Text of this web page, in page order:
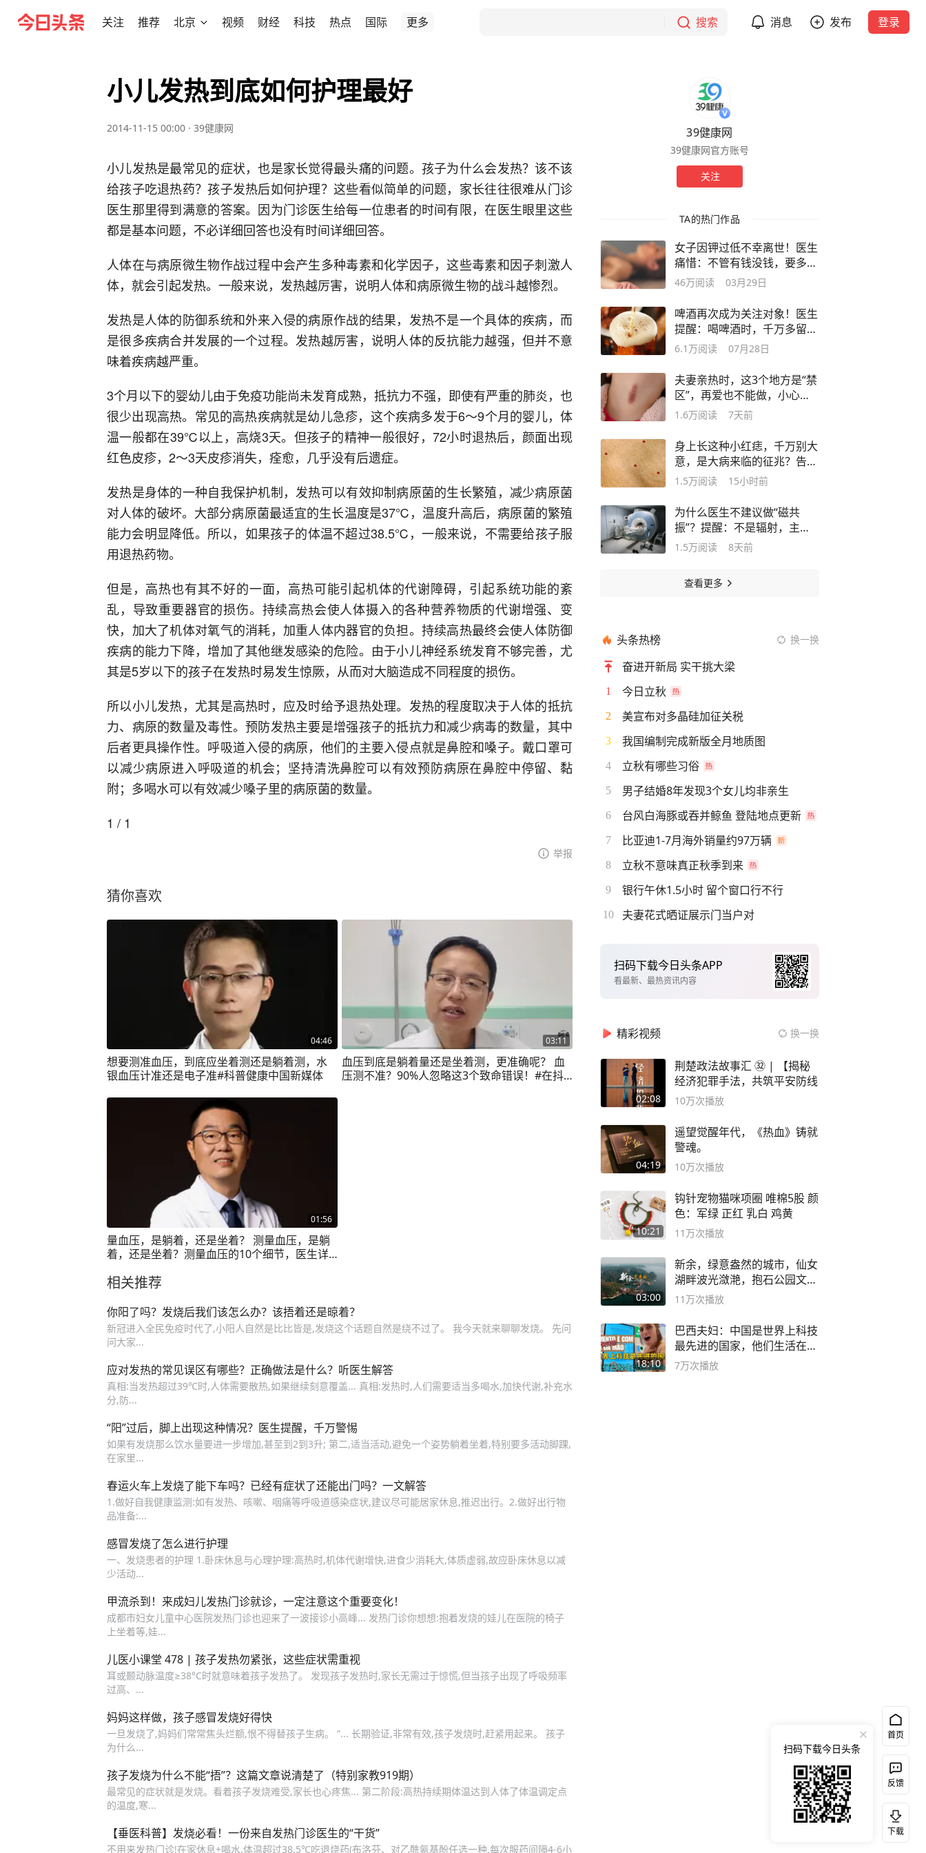
关注 推荐 北京 视频 财经 科技 热点 国际 更多 搜索 消息 发布 登录
小儿发热到底如何护理最好
2014-11-15 00:00 · 39健康网
小儿发热是最常见的症状，也是家长觉得最头痛的问题。孩子为什么会发热？该不该
给孩子吃退热药？孩子发热后如何护理？这些看似简单的问题，家长往往很难从门诊
医生那里得到满意的答案。因为门诊医生给每一位患者的时间有限，在医生眼里这些
都是基本问题，不必详细回答也没有时间详细回答。
人体在与病原微生物作战过程中会产生多种毒素和化学因子，这些毒素和因子刺激人
体，就会引起发热。一般来说，发热越厉害，说明人体和病原微生物的战斗越惨烈。
发热是人体的防御系统和外来入侵的病原作战的结果，发热不是一个具体的疾病，而
是很多疾病合并发展的一个过程。发热越厉害，说明人体的反抗能力越强，但并不意
味着疾病越严重。
3个月以下的婴幼儿由于免疫功能尚未发育成熟，抵抗力不强，即使有严重的肺炎，也
很少出现高热。常见的高热疾病就是幼儿急疹，这个疾病多发于6～9个月的婴儿，体
温一般都在39℃以上，高烧3天。但孩子的精神一般很好，72小时退热后，颜面出现
红色皮疹，2～3天皮疹消失，痊愈，几乎没有后遗症。
发热是身体的一种自我保护机制，发热可以有效抑制病原菌的生长繁殖，减少病原菌
对人体的破坏。大部分病原菌最适宜的生长温度是37℃，温度升高后，病原菌的繁殖
能力会明显降低。所以，如果孩子的体温不超过38.5℃，一般来说，不需要给孩子服
用退热药物。
但是，高热也有其不好的一面，高热可能引起机体的代谢障碍，引起系统功能的紊
乱，导致重要器官的损伤。持续高热会使人体摄入的各种营养物质的代谢增强、变
快，加大了机体对氧气的消耗，加重人体内器官的负担。持续高热最终会使人体防御
疾病的能力下降，增加了其他继发感染的危险。由于小儿神经系统发育不够完善，尤
其是5岁以下的孩子在发热时易发生惊厥，从而对大脑造成不同程度的损伤。
所以小儿发热，尤其是高热时，应及时给予退热处理。发热的程度取决于人体的抵抗
力、病原的数量及毒性。预防发热主要是增强孩子的抵抗力和减少病毒的数量，其中
后者更具操作性。呼吸道入侵的病原，他们的主要入侵点就是鼻腔和嗓子。戴口罩可
以减少病原进入呼吸道的机会；坚持清洗鼻腔可以有效预防病原在鼻腔中停留、黏
附；多喝水可以有效减少嗓子里的病原菌的数量。
1 / 1
举报
猜你喜欢
04:46
想要测准血压，到底应坐着测还是躺着测，水
银血压计准还是电子准#科普健康中国新媒体
03:11
血压到底是躺着量还是坐着测，更准确呢？ 血
压测不准？90%人忽略这3个致命错误！#在抖
01:56
量血压，是躺着，还是坐着？ 测量血压，是躺
着，还是坐着？测量血压的10个细节，医生详
科普行动 #高血压 #测量血压 #高血压请注意
相关推荐
你阳了吗？发烧后我们该怎么办？该捂着还是晾着？
新冠进入全民免疫时代了,小阳人自然是比比皆是,发烧这个话题自然是绕不过了。 我今天就来聊聊发烧。 先问
问大家...
应对发热的常见误区有哪些？正确做法是什么？听医生解答
真相:当发热超过39℃时,人体需要散热,如果继续刻意覆盖... 真相:发热时,人们需要适当多喝水,加快代谢,补充水
分,防...
“阳”过后，脚上出现这种情况？医生提醒，千万警惕
如果有发烧那么饮水量要进一步增加,甚至到2到3升; 第二,适当活动,避免一个姿势躺着坐着,特别要多活动脚踝,
在家里...
春运火车上发烧了能下车吗？已经有症状了还能出门吗？一文解答
1.做好自我健康监测:如有发热、咳嗽、咽痛等呼吸道感染症状,建议尽可能居家休息,推迟出行。2.做好出行物
品准备:...
感冒发烧了怎么进行护理
一、发烧患者的护理 1.卧床休息与心理护理:高热时,机体代谢增快,进食少消耗大,体质虚弱,故应卧床休息以减
少活动...
甲流杀到！来成妇儿发热门诊就诊，一定注意这个重要变化！
成都市妇女儿童中心医院发热门诊也迎来了一波接诊小高峰... 发热门诊你想想:抱着发烧的娃儿在医院的椅子
上坐着等,娃...
儿医小课堂 478 | 孩子发热勿紧张，这些症状需重视
耳或颞动脉温度≥38°C时就意味着孩子发热了。 发现孩子发热时,家长无需过于惊慌,但当孩子出现了呼吸频率
过高、...
妈妈这样做，孩子感冒发烧好得快
一旦发烧了,妈妈们常常焦头烂额,恨不得替孩子生病。 “... 长期验证,非常有效,孩子发烧时,赶紧用起来。 孩子
为什么...
孩子发烧为什么不能“捂”？这篇文章说清楚了（特别家教919期）
最常见的症状就是发烧。看着孩子发烧难受,家长也心疼焦... 第二阶段:高热持续期体温达到人体了体温调定点
的温度,寒...
【垂医科普】发烧必看！一份来自发热门诊医生的“干货”
不用来发热门诊!在家休息+喝水,体温超过38.5℃吃退烧药(布洛芬、对乙酰氨基酚任选一种,每次服药间隔4-6小
39健康网
39健康网官方账号
关注
TA的热门作品
女子因钾过低不幸离世！医生
痛惜：不管有钱没钱，要多吃
这几物
46万阅读 03月29日
啤酒再次成为关注对象！医生
提醒：喝啤酒时，千万多留意
这几点！
6.1万阅读 07月28日
夫妻亲热时，这3个地方是“禁
区”，再爱也不能做，小心搞
出人命
1.6万阅读 7天前
身上长这种小红痣，千万别大
意，是大病来临的征兆？告诉
你真相
1.5万阅读 15小时前
为什么医生不建议做“磁共
振”？提醒：不是辐射，主要
因为这4点
1.5万阅读 8天前
查看更多
头条热榜 换一换
奋进开新局 实干挑大梁
1 今日立秋
2 美宣布对多晶硅加征关税
3 我国编制完成新版全月地质图
4 立秋有哪些习俗
5 男子结婚8年发现3个女儿均非亲生
6 台风白海豚或吞并鲸鱼 登陆地点更新
7 比亚迪1-7月海外销量约97万辆
8 立秋不意味真正秋季到来
9 银行午休1.5小时 留个窗口行不行
10 夫妻花式晒证展示门当户对
扫码下载今日头条APP
看最新、最热资讯内容
精彩视频 换一换
02:08
荆楚政法故事汇 ㉜ | 【揭秘
经济犯罪手法，共筑平安防线
10万次播放
04:19
遥望觉醒年代，《热血》铸就
警魂。
10万次播放
10:21
钩针宠物猫咪项圈 唯棉5股 颜
色：军绿 正红 乳白 鸡黄
11万次播放
03:00
新余，绿意盎然的城市，仙女
湖畔波光潋滟，抱石公园文化
深邃……
11万次播放
18:10
巴西夫妇：中国是世界上科技
最先进的国家，他们生活在
2999年
7万次播放
首页
反馈
下载
扫码下载今日头条